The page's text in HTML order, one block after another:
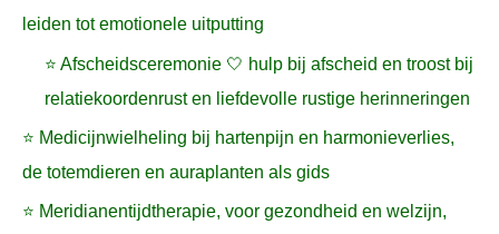
leiden tot emotionele uitputting
⭐ Afscheidsceremonie 🤍 hulp bij afscheid en troost bij
relatiekoordenrust en liefdevolle rustige herinneringen
⭐ Medicijnwielheling bij hartenpijn en harmonieverlies,
de totemdieren en auraplanten als gids
⭐ Meridianentijdtherapie, voor gezondheid en welzijn,